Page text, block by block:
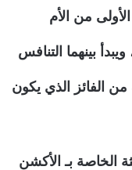
من الأم
ويبدأ بينهما التنافس
من الفائز الذي يكون
الخاصة بـ الأكشن